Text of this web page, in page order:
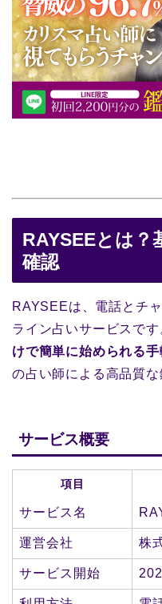
RAYSEEとは？
確認
RAYSEEは、電話とチ
ライン占いサービスです
けで簡単に始められる手
の占い師による高品質な
サービス概要
項目
サービス名
運営会社 株
サービス開始